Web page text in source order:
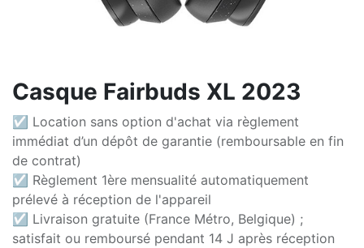
Casque Fairbuds XL 2023
☑ Location sans option d'achat via règlement
immédiat d’un dépôt de garantie (remboursable en fin
de contrat)
☑ Règlement 1ère mensualité automatiquement
prélevé à réception de l'appareil
☑ Livraison gratuite (France Métro, Belgique) ;
satisfait ou remboursé pendant 14 J après réception